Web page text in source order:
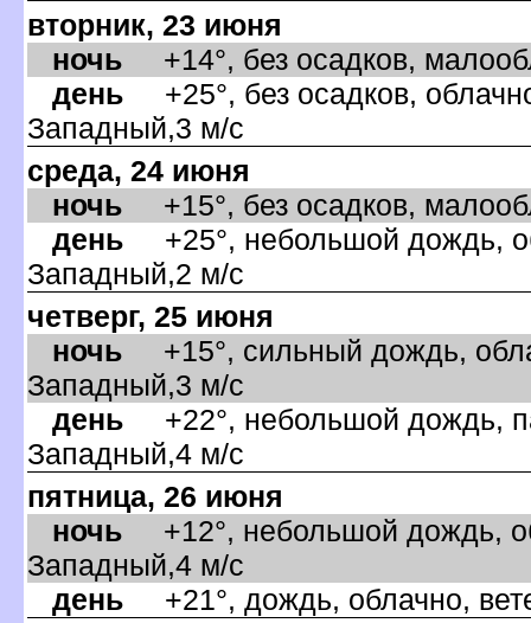
торник, 23 июня
ночь +14°, без осадков,
день +25°, без осадков,
Западный,3 м/с
среда, 24 июня
ночь +15°, без осадков,
день +25°, небольшой дождь,
Западный,2 м/с
четверг, 25 июня
ночь +15°, сильный дождь,
Западный,3 м/с
день +22°, небольшой дождь,
Западный,4 м/с
пятница, 26 июня
ночь +12°, небольшой дождь,
Западный,4 м/с
день +21°, дождь, облачно,